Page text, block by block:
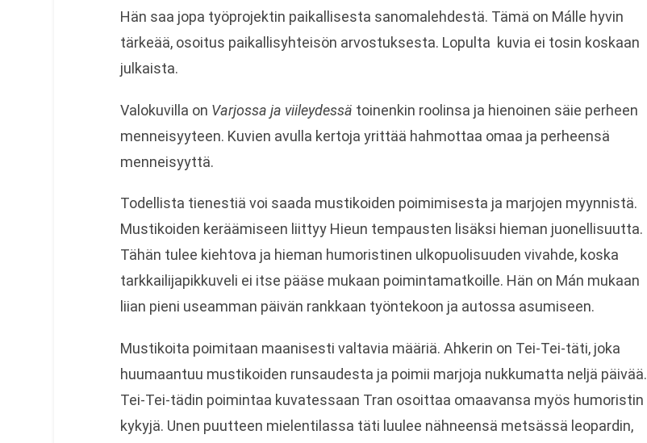
Hän saa jopa työprojektin paikallisesta sanomalehdestä. Tämä on Málle hyvin
tärkeää, osoitus paikallisyhteisön arvostuksesta. Lopulta kuvia ei tosin koskaan
julkaista.
Valokuvilla on Varjossa ja viileydessä toinenkin roolinsa ja hienoinen säie perheen
menneisyyteen. Kuvien avulla kertoja yrittää hahmottaa omaa ja perheensä
menneisyyttä.
Todellista tienestiä voi saada mustikoiden poimimisesta ja marjojen myynnistä.
Mustikoiden keräämiseen liittyy Hieun tempausten lisäksi hieman juonellisuutta.
Tähän tulee kiehtova ja hieman humoristinen ulkopuolisuuden vivahde, koska
tarkkailijapikkuveli ei itse pääse mukaan poimintamatkoille. Hän on Mán mukaan
liian pieni useamman päivän rankkaan työntekoon ja autossa asumiseen.
Mustikoita poimitaan maanisesti valtavia määriä. Ahkerin on Tei-Tei-täti, joka
huumaantuu mustikoiden runsaudesta ja poimii marjoja nukkumatta neljä päivää.
Tei-Tei-tädin poimintaa kuvatessaan Tran osoittaa omaavansa myös humoristin
kykyjä. Unen puutteen mielentilassa täti luulee nähneensä metsässä leopardin,